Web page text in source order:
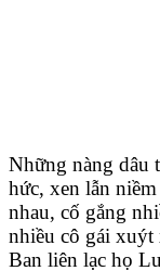
Những nàng dâu
hức, xen lẫn
nhau, cố gắng
nhiều cô gái
Ban liên lạc họ